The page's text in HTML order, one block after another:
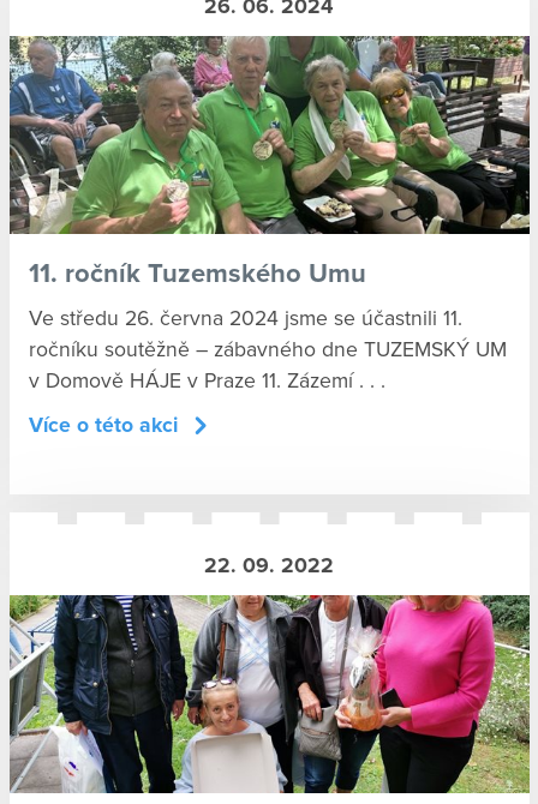
26. 06. 2024
11. ročník Tuzemského Umu
Ve středu 26. června 2024 jsme se účastnili 11.
ročníku soutěžně – zábavného dne TUZEMSKÝ UM
v Domově HÁJE v Praze 11. Zázemí . . .
Více o této akci
22. 09. 2022